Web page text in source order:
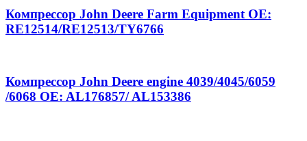
Компрессор John Deere Farm Equipment OE:
RE12514/RE12513/TY6766
Компрессор John Deere engine 4039/4045/6059
/6068 OE: AL176857/ AL153386